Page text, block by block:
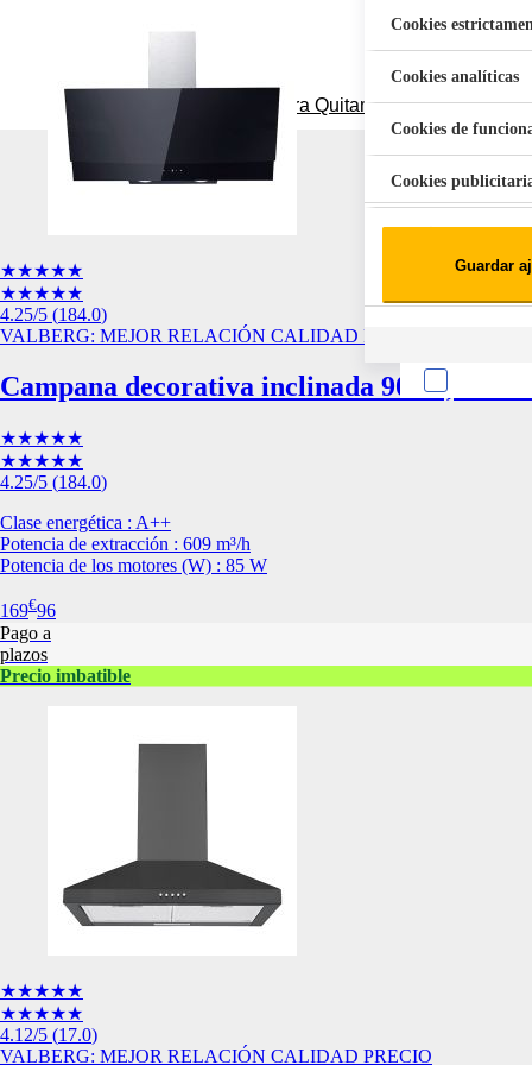
Aspiradora Quitamanchas 450W
★★★★★
★★★★★
4.25/5 (184.0)
VALBERG: MEJOR RELACIÓN CALIDAD PRECIO
Campana decorativa inclinada 90cm,
★★★★★
★★★★★
4.25/5 (184.0)
Clase energética : A++
Potencia de extracción : 609 m³/h
Potencia de los motores (W) : 85 W
169€96
Pago a
plazos
Precio imbatible
★★★★★
★★★★★
4.12/5 (17.0)
VALBERG: MEJOR RELACIÓN CALIDAD PRECIO
Cookies
Cookies analíticas
Cookies de
Cookies
Estas cookies nos
Guardar